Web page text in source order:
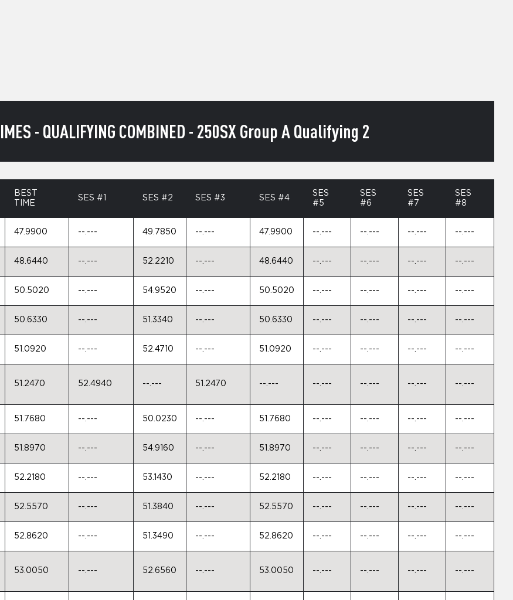
- QUALIFYING COMBINED - 250SX Group A Qualifying 2
BEST
TIME
SES #1 SES #2 SES #3 SES #4
SES
#5
SES
#6
SES
#7
SES
#8
47.9900 --.--- 49.7850 --.--- 47.9900 --.--- --.--- --.--- --.---
48.6440 --.--- 52.2210 --.--- 48.6440 --.--- --.--- --.--- --.---
50.5020 --.--- 54.9520 --.--- 50.5020 --.--- --.--- --.--- --.---
50.6330 --.--- 51.3340 --.--- 50.6330 --.--- --.--- --.--- --.---
51.0920 --.--- 52.4710 --.--- 51.0920 --.--- --.--- --.--- --.---
51.2470 52.4940 --.--- 51.2470 --.--- --.--- --.--- --.--- --.---
51.7680 --.--- 50.0230 --.--- 51.7680 --.--- --.--- --.--- --.---
51.8970 --.--- 54.9160 --.--- 51.8970 --.--- --.--- --.--- --.---
52.2180 --.--- 53.1430 --.--- 52.2180 --.--- --.--- --.--- --.---
52.5570 --.--- 51.3840 --.--- 52.5570 --.--- --.--- --.--- --.---
52.8620 --.--- 51.3490 --.--- 52.8620 --.--- --.--- --.--- --.---
53.0050 --.--- 52.6560 --.--- 53.0050 --.--- --.--- --.--- --.---